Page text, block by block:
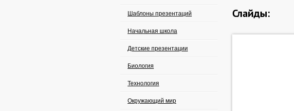
Шаблоны презентаций
Начальная школа
Детские презентации
Биология
Технология
Окружающий мир
Слайды: